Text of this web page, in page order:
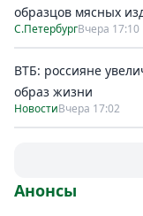
образцов мясных
С.ПетербургВчера 17:10
ВТБ: россияне
образ жизни
НовостиВчера 17:02
Анонсы